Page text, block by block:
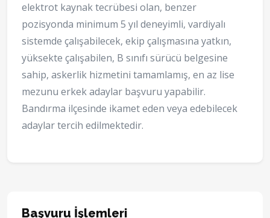
elektrot kaynak tecrübesi olan, benzer
pozisyonda minimum 5 yıl deneyimli, vardiyalı
sistemde çalışabilecek, ekip çalışmasına yatkın,
yüksekte çalışabilen, B sınıfı sürücü belgesine
sahip, askerlik hizmetini tamamlamış, en az lise
mezunu erkek adaylar başvuru yapabilir.
Bandırma ilçesinde ikamet eden veya edebilecek
adaylar tercih edilmektedir.
Başvuru İşlemleri